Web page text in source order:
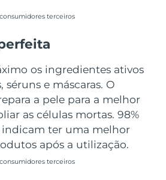
terceiros
os ingredientes ativos
séruns e máscaras. O
a pele para a melhor
as células mortas. 98%
ter uma melhor
após a utilização.
terceiros
Entrega prevista